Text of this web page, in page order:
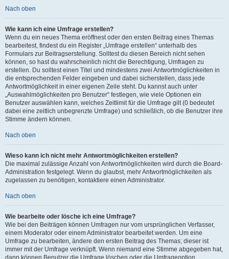
Nach oben
Wie kann ich eine Umfrage erstellen?
Wenn du ein neues Thema eröffnest oder den ersten Beitrag eines Themas
bearbeitest, findest du ein Register „Umfrage erstellen“ unterhalb des
Formulars zur Beitragserstellung. Solltest du diesen Bereich nicht sehen
können, so hast du wahrscheinlich nicht die Berechtigung, Umfragen zu
erstellen. Du solltest einen Titel und mindestens zwei Antwortmöglichkeiten in
die entsprechenden Felder eingeben und dabei sicherstellen, dass jede
Antwortmöglichkeit in einer eigenen Zeile steht. Du kannst auch unter
„Auswahlmöglichkeiten pro Benutzer“ festlegen, wie viele Optionen ein
Benutzer auswählen kann, welches Zeitlimit für die Umfrage gilt (0 bedeutet
dabei eine zeitlich unbegrenzte Umfrage) und schließlich, ob die Benutzer ihre
Stimme ändern können.
Nach oben
Wieso kann ich nicht mehr Antwortmöglichkeiten erstellen?
Die maximal zulässige Anzahl von Antwortmöglichkeiten wird durch die Board-
Administration festgelegt. Wenn du glaubst, mehr Antwortmöglichkeiten als
zugelassen zu benötigen, kontaktiere einen Administrator.
Nach oben
Wie bearbeite oder lösche ich eine Umfrage?
Wie bei den Beiträgen können Umfragen nur vom ursprünglichen Verfasser,
einem Moderator oder einem Administrator bearbeitet werden. Um eine
Umfrage zu bearbeiten, ändere den ersten Beitrag des Themas; dieser ist
immer mit der Umfrage verknüpft. Wenn niemand eine Stimme abgegeben hat,
dann können Benutzer die Umfrage löschen oder die Umfrageoption